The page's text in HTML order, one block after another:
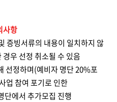
사항
증빙서류의 내용이 일치하지 않
우 선정 취소될 수 있음
선정하며(예비자 명단20%포
업 참여 포기로 인한
단에서 추가모집 진행